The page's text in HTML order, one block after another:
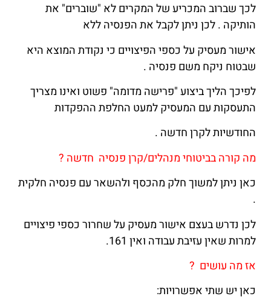
לכך שברוב המכריע של המקרים לא "שוברים" את
הותיקה . לכן ניתן לקבל את הפנסיה ללא
אישור מעסיק על כספי הפיצויים כי נקודת המוצא היא
שבטוח ניקח משם פנסיה .
לפיכך הליך ביצוע "פרישה מדומה" פשוט ואינו מצריך
התעסקות עם המעסיק למעט החלפת ההפקדות
החודשיות לקרן חדשה .
מה קורה בביטוחי מנהלים/קרן פנסיה חדשה ?
כאן ניתן למשוך חלק מהכסף ולהשאר עם פנסיה חלקית
.
לכן נדרש בעצם אישור מעסיק על שחרור כספי פיצויים
למרות שאין עזיבת עבודה ואין 161.
אז מה עושים ?
כאן יש שתי אפשרויות: